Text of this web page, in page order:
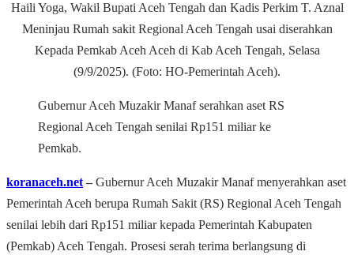
Haili Yoga, Wakil Bupati Aceh Tengah dan Kadis Perkim T. Aznal
Meninjau Rumah sakit Regional Aceh Tengah usai diserahkan
Kepada Pemkab Aceh Aceh di Kab Aceh Tengah, Selasa
(9/9/2025). (Foto: HO-Pemerintah Aceh).
Gubernur Aceh Muzakir Manaf serahkan aset RS
Regional Aceh Tengah senilai Rp151 miliar ke
Pemkab.
koranaceh.net – Gubernur Aceh Muzakir Manaf menyerahkan aset
Pemerintah Aceh berupa Rumah Sakit (RS) Regional Aceh Tengah
senilai lebih dari Rp151 miliar kepada Pemerintah Kabupaten
(Pemkab) Aceh Tengah. Prosesi serah terima berlangsung di